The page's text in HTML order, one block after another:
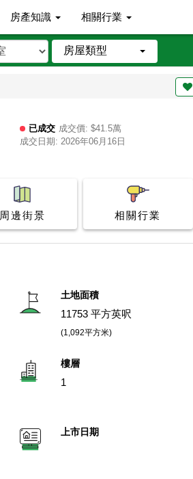
房產知識 相關行業
房屋類型
已成交 成交價: $41.5萬
成交日期: 2026年06月16日
周邊街景 相關行業
土地面積
11753 平方英呎
(1,092平方米)
樓層
1
上市日期